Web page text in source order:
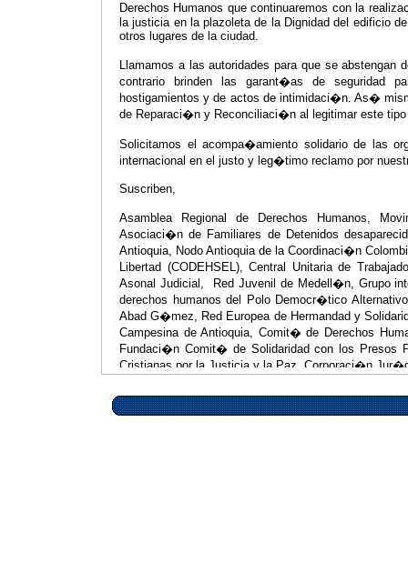
Derechos Humanos que continuaremos con la
la justicia en la plazoleta de la Dignidad del edificio
otros lugares de la ciudad.
Llamamos a las autoridades para que se
contrario brinden las garant�as de seguridad
hostigamientos y de actos de intimidaci�n. As�
de Reparaci�n y Reconciliaci�n al legitimar este
Solicitamos el acompa�amiento solidario de las
internacional en el justo y leg�timo reclamo por
Suscriben,
Asamblea Regional de Derechos Humanos,
Asociaci�n de Familiares de Detenidos
Antioquia, Nodo Antioquia de la Coordinaci�n
Libertad (CODEHSEL), Central Unitaria de
Asonal Judicial, Red Juvenil de Medell�n, Grupo
derechos humanos del Polo Democr�tico
Abad G�mez, Red Europea de Hermandad y
Campesina de Antioquia, Comit� de Derechos
Fundaci�n Comit� de Solidaridad con los Presos
Cristianas por la Justicia y la Paz, Corporaci�n
Medell�n, 13 de junio de 2007